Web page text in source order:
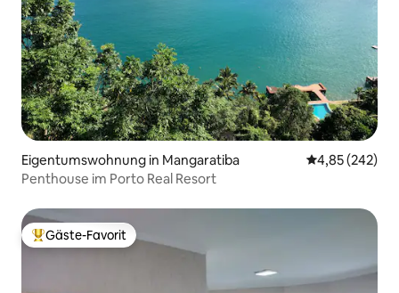
Eigentumswohnung in Mangaratiba
4,85 (242)
Penthouse im Porto Real Resort
Beliebter Gäste-Favorit.
Gäste-Favorit